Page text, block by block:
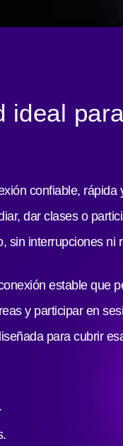
ideal
confiable, rápida
dar clases o
sin interrupciones ni
estable que
y participar en
para cubrir